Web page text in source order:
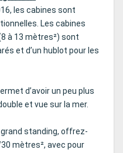
les cabines sont
Les cabines
à 13 mètres²) sont
et d’un hublot pour les
d’avoir un peu plus
et vue sur la mer.
standing, offrez-
mètres², avec pour